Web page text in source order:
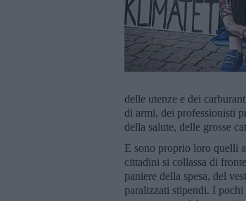
delle utenze e dei
di armi, dei professionisti
della salute, delle grosse
E sono proprio loro quelli
cittadini si collassa di
paniere della spesa, del
paralizzati stipendi. I